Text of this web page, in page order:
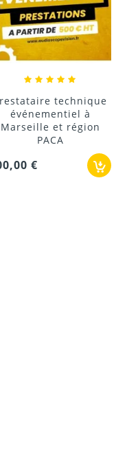
technique
événementiel à
Marseille et région
PACA
€